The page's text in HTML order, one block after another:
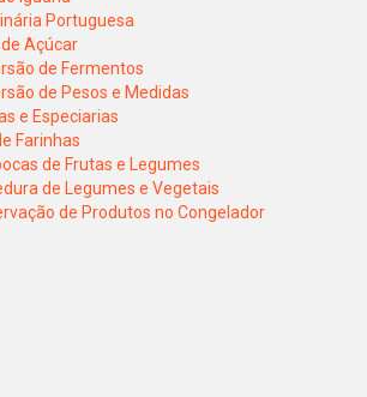
Portuguesa
Açúcar
de Fermentos
de Pesos e Medidas
e Especiarias
Farinhas
de Frutas e Legumes
de Legumes e Vegetais
de Produtos no Congelador